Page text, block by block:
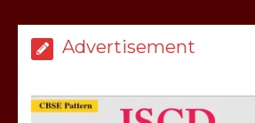
Advertisement
मेरठ सुराजकुंड शमशान
उठाकर खाते कुत्ते का